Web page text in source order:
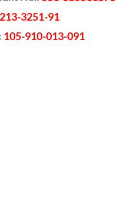
3251-91
105-910-013-091